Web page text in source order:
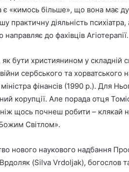
«кимось більше», що вона має
практичну діяльність
направляє до фахівців Агіотерапії.
бути християнином у складній
сербського та
фінансів (1990 р.). Для
корупції. Але порада отця
щось почнеш робити – клякай
Світлом».
нового наукового надбання
(Silva Vrdoljak), богослов